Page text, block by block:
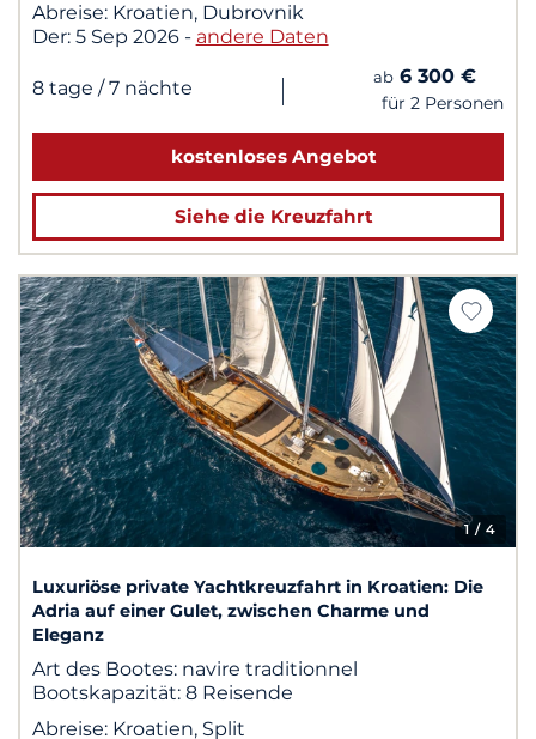
Abreise: Kroatien, Dubrovnik
Der: 5 Sep 2026 - andere Daten
8 tage / 7 nächte | ab 6 300 €
für 2 Personen
kostenloses Angebot
Siehe die Kreuzfahrt
1 / 4
Luxuriöse private Yachtkreuzfahrt in Kroatien: Die
Adria auf einer Gulet, zwischen Charme und
Eleganz
Art des Bootes: navire traditionnel
Bootskapazität: 8 Reisende
Abreise: Kroatien, Split